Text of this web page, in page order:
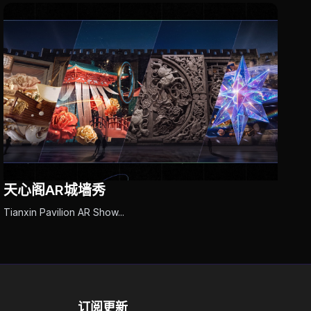
天心阁AR城墙秀
Tianxin Pavilion AR Show...
订阅更新